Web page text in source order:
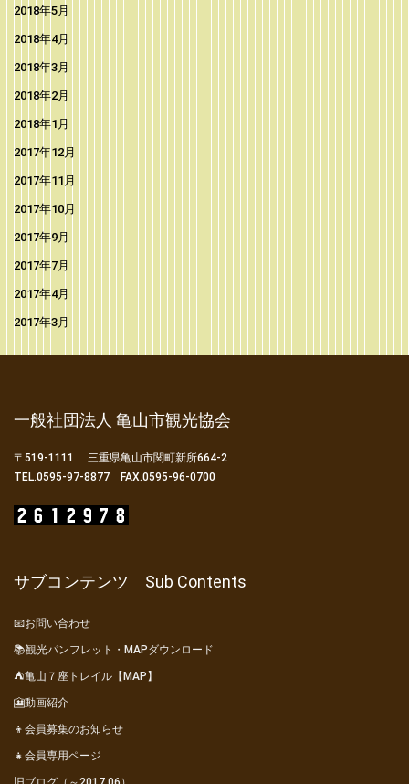
2018年5月
2018年4月
2018年3月
2018年2月
2018年1月
2017年12月
2017年11月
2017年10月
2017年9月
2017年7月
2017年4月
2017年3月
一般社団法人 亀山市観光協会
〒519-1111 三重県亀山市関町新所664-2
TEL.0595-97-8877 FAX.0595-96-0700
サブコンテンツ Sub Contents
📧お問い合わせ
📚観光パンフレット・MAPダウンロード
⛺亀山７座トレイル【MAP】
🎦動画紹介
👦会員募集のお知らせ
👧会員専用ページ